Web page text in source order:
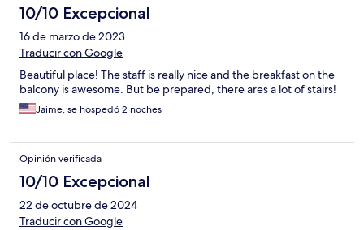
10/10 Excepcional
16 de marzo de 2023
Traducir con Google
Beautiful place! The staff is really nice and the breakfast on the
balcony is awesome. But be prepared, there ares a lot of stairs!
Jaime, se hospedó 2 noches
Opinión verificada
10/10 Excepcional
22 de octubre de 2024
Traducir con Google